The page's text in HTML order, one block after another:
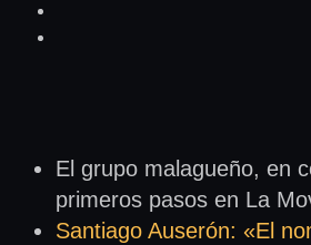
El grupo malagueño, en
primeros pasos en La
Santiago Auserón: «El